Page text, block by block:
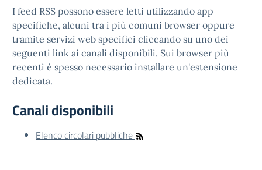
I feed RSS possono essere letti utilizzando app
specifiche, alcuni tra i più comuni browser oppure
tramite servizi web specifici cliccando su uno dei
seguenti link ai canali disponibili. Sui browser più
recenti è spesso necessario installare un'estensione
dedicata.
Canali disponibili
Elenco circolari pubbliche